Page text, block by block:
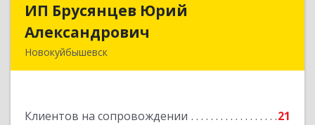
ИП Брусянцев Юрий
Александрович
Новокуйбышевск
Клиентов на сопровождении 21
ИП Брусянцев Юрий
Подробнее